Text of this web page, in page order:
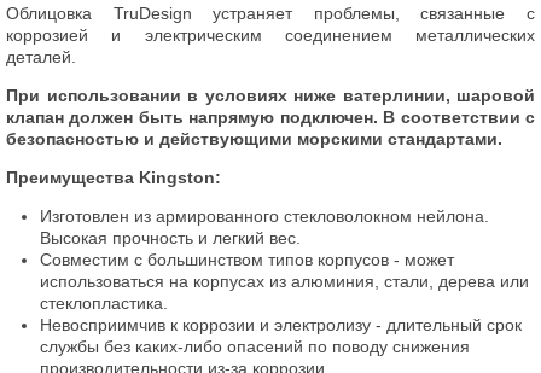
Облицовка TruDesign устраняет проблемы, связанные с
коррозией и электрическим соединением металлических
деталей.
При использовании в условиях ниже ватерлинии, шаровой
клапан должен быть напрямую подключен. В соответствии с
безопасностью и действующими морскими стандартами.
Преимущества Kingston:
Изготовлен из армированного стекловолокном нейлона.
Высокая прочность и легкий вес.
Совместим с большинством типов корпусов - может
использоваться на корпусах из алюминия, стали, дерева или
стеклопластика.
Невосприимчив к коррозии и электролизу - длительный срок
службы без каких-либо опасений по поводу снижения
производительности из-за коррозии.